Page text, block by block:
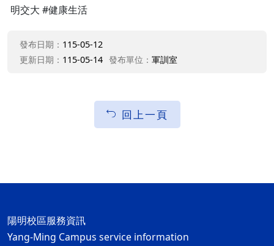
明交大 #健康生活
發布日期： 115-05-12
更新日期： 115-05-14 發布單位： 軍訓室
回上一頁
陽明校區服務資訊
Yang-Ming Campus service information